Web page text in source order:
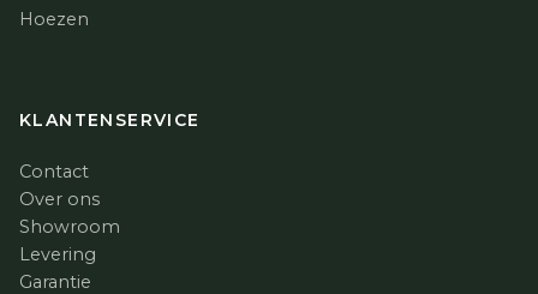
Hoezen
KLANTENSERVICE
Contact
Over ons
Showroom
Levering
Garantie